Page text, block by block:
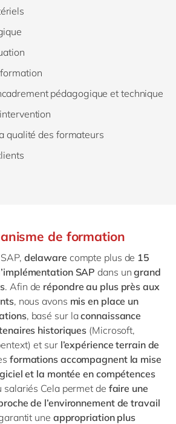
pédagogique et technique
qualité des formateurs
de formation
delaware compte plus de 15
SAPdans ungrand
. Afin de répondre au plus près aux
, nous avons mis en place un
, basé sur laconnaissance
historiques (Microsoft,
et sur l’expérience terrain de
formations accompagnent la mise
et la montée en compétences
salariés Cela permet de faire une
de l’environnement de travail
une appropriation plus